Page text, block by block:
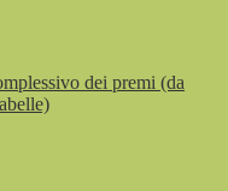
dei premi (da